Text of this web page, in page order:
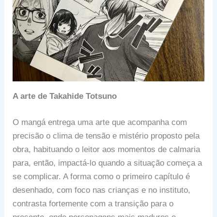
A arte de Takahide Totsuno
O mangá entrega uma arte que acompanha com
precisão o clima de tensão e mistério proposto pela
obra, habituando o leitor aos momentos de calmaria
para, então, impactá-lo quando a situação começa a
se complicar. A forma como o primeiro capítulo é
desenhado, com foco nas crianças e no instituto,
contrasta fortemente com a transição para o